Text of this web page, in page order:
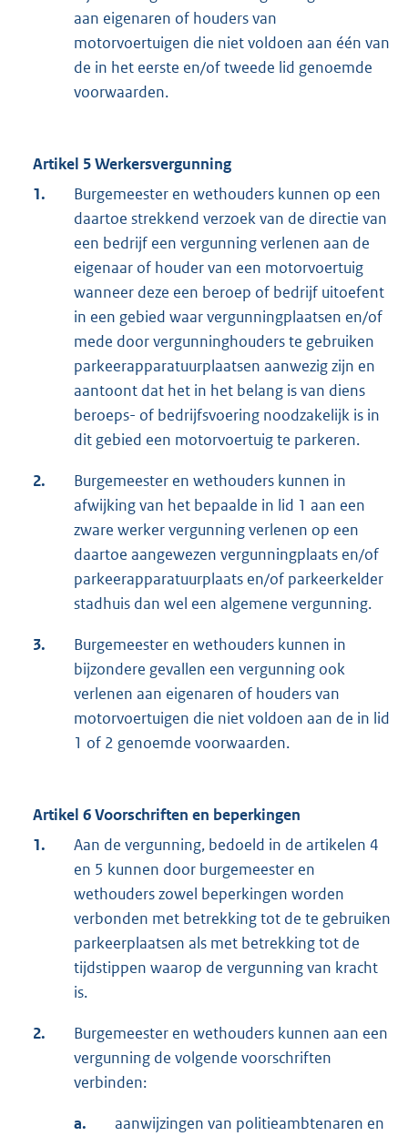
aan eigenaren of houders van
motorvoertuigen die niet voldoen aan één van
de in het eerste en/of tweede lid genoemde
voorwaarden.
Artikel 5 Werkersvergunning
1.
Burgemeester en wethouders kunnen op een
daartoe strekkend verzoek van de directie van
een bedrijf een vergunning verlenen aan de
eigenaar of houder van een motorvoertuig
wanneer deze een beroep of bedrijf uitoefent
in een gebied waar vergunningplaatsen en/of
mede door vergunninghouders te gebruiken
parkeerapparatuurplaatsen aanwezig zijn en
aantoont dat het in het belang is van diens
beroeps- of bedrijfsvoering noodzakelijk is in
dit gebied een motorvoertuig te parkeren.
2.
Burgemeester en wethouders kunnen in
afwijking van het bepaalde in lid 1 aan een
zware werker vergunning verlenen op een
daartoe aangewezen vergunningplaats en/of
parkeerapparatuurplaats en/of parkeerkelder
stadhuis dan wel een algemene vergunning.
3.
Burgemeester en wethouders kunnen in
bijzondere gevallen een vergunning ook
verlenen aan eigenaren of houders van
motorvoertuigen die niet voldoen aan de in lid
1 of 2 genoemde voorwaarden.
Artikel 6 Voorschriften en beperkingen
1.
Aan de vergunning, bedoeld in de artikelen 4
en 5 kunnen door burgemeester en
wethouders zowel beperkingen worden
verbonden met betrekking tot de te gebruiken
parkeerplaatsen als met betrekking tot de
tijdstippen waarop de vergunning van kracht
is.
2.
Burgemeester en wethouders kunnen aan een
vergunning de volgende voorschriften
verbinden:
a. aanwijzingen van politieambtenaren en